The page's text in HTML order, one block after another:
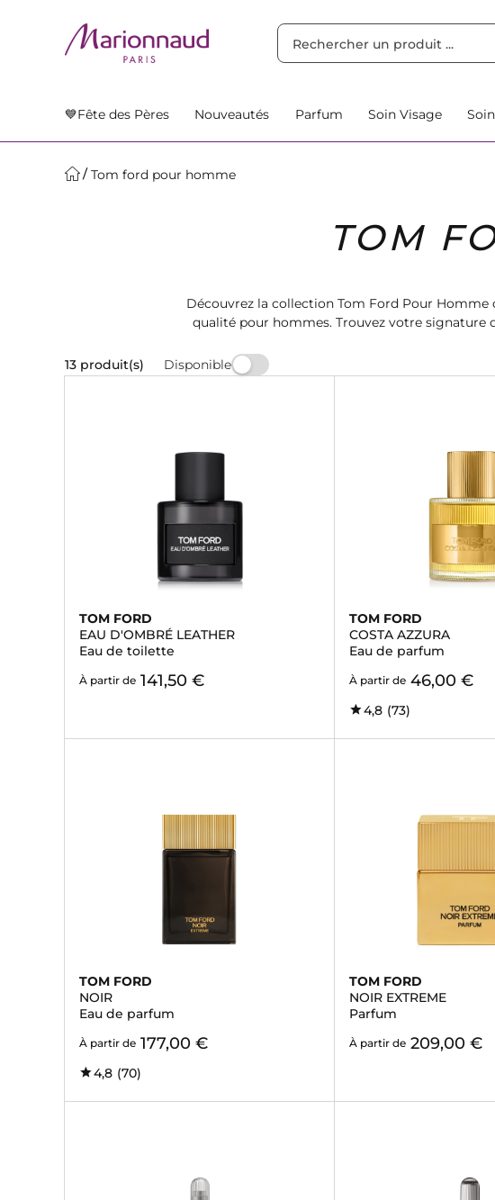
💙Fête des Pères Nouveautés Parfum Soin Visage
Tom ford pour homme
TOM
Découvrez la collection Tom Ford Pour
qualité pour hommes. Trouvez votre signature
13 produit(s) Disponible
TOM FORD
EAU D'OMBRÉ LEATHER
Eau de toilette
À partir de 141,50 €
TOM FORD
COSTA AZZURA
Eau de parfum
À partir de 46,00 €
4,8 (73)
TOM FORD
NOIR
Eau de parfum
À partir de 177,00 €
4,8 (70)
TOM FORD
NOIR EXTREME
Parfum
À partir de 209,00 €